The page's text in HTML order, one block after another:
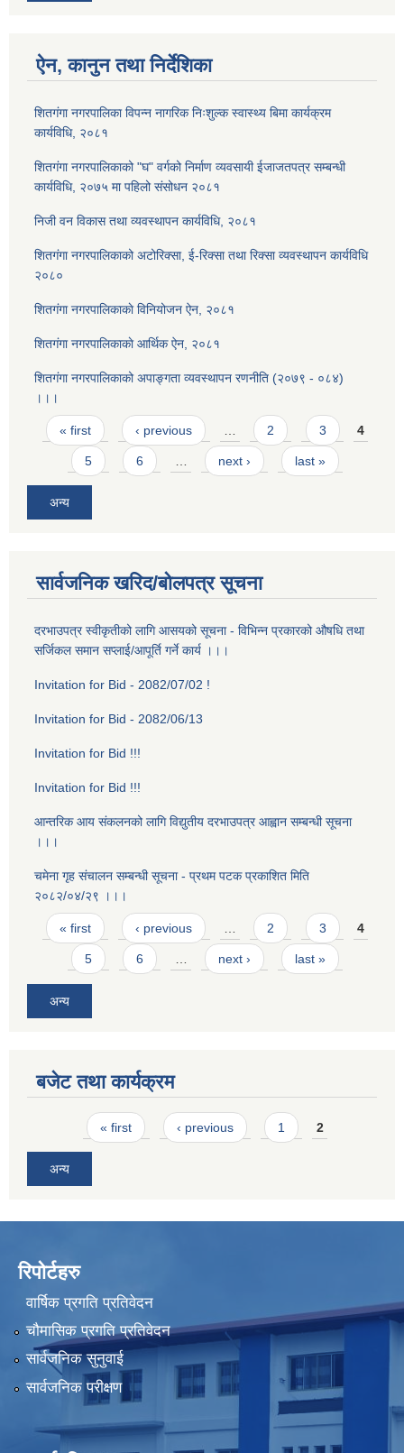
ऐन, कानुन तथा निर्देशिका
शितगंगा नगरपालिका विपन्न नागरिक निःशुल्क स्वास्थ्य बिमा कार्यक्रम
कार्यविधि, २०८१
शितगंगा नगरपालिकाको "घ" वर्गको निर्माण व्यवसायी ईजाजतपत्र सम्बन्धी
कार्यविधि, २०७५ मा पहिलो संसोधन २०८१
निजी वन विकास तथा व्यवस्थापन कार्यविधि, २०८१
शितगंगा नगरपालिकाको अटोरिक्सा, ई-रिक्सा तथा रिक्सा व्यवस्थापन कार्यविधि
२०८०
शितगंगा नगरपालिकाकाे विनियोजन ऐन, २०८१
शितगंगा नगरपालिकाकाे आर्थिक ऐन, २०८१
शितगंगा नगरपालिकाको अपाङ्गता व्यवस्थापन रणनीति (२०७९ - ०८४)
।।।
Pages
« first ‹ previous 2 3 4
5 6 next › last »
अन्य
सार्वजनिक खरिद/बोलपत्र सूचना
दरभाउपत्र स्वीकृतीको लागि आसयको सूचना - विभिन्न प्रकारको औषधि तथा
सर्जिकल समान सप्लाई/आपूर्ति गर्ने कार्य ।।।
Invitation for Bid - 2082/07/02 !
Invitation for Bid - 2082/06/13
Invitation for Bid !!!
Invitation for Bid !!!
आन्तरिक आय संकलनको लागि विद्युतीय दरभाउपत्र आह्वान सम्बन्धी सूचना
।।।
चमेना गृह स‌ंचालन सम्बन्धी सूचना - प्रथम पटक प्रकाशित मिति
२०८२/०४/२९ ।।।
Pages
« first ‹ previous … 2 3 4
5 6 … next › last »
अन्य
बजेट तथा कार्यक्रम
Pages« first ‹ previous 1 2
अन्य
रिपोर्टहरु
वार्षिक प्रगति प्रतिवेदन
चौमासिक प्रगति प्रतिवेदन
सार्वजनिक सुनुवाई
सार्वजनिक परीक्षण